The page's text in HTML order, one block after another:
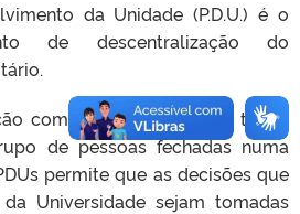
da Unidade (P.D.U.) é o
de descentralização do
complexa não deve ser tarefa
de pessoas fechadas numa
permite que as decisões que
Universidade sejam tomadas